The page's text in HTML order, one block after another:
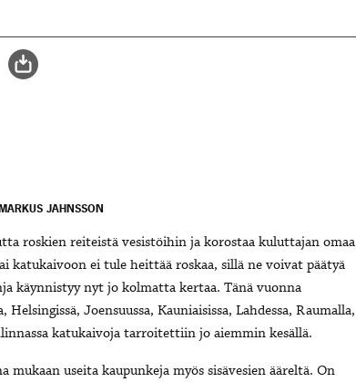
JAHNSSON
roskien reiteistä vesistöihin ja korostaa kuluttajan omaa
katukaivoon ei tule heittää roskaa, sillä ne voivat päätyä
käynnistyy nyt jo kolmatta kertaa. Tänä vuonna
Joensuussa, Kauniaisissa, Lahdessa, Raumalla,
katukaivoja tarroitettiin jo aiemmin kesällä.
useita kaupunkeja myös sisävesien ääreltä. On